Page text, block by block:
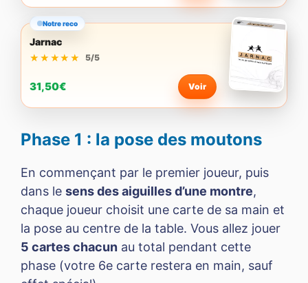
Notre reco
Jarnac
★★★★★
★★★★★ 5/5
31,50€ Voir
Phase 1 : la pose des moutons
En commençant par le premier joueur, puis
dans le sens des aiguilles d’une montre,
chaque joueur choisit une carte de sa main et
la pose au centre de la table. Vous allez jouer
5 cartes chacun au total pendant cette
phase (votre 6e carte restera en main, sauf